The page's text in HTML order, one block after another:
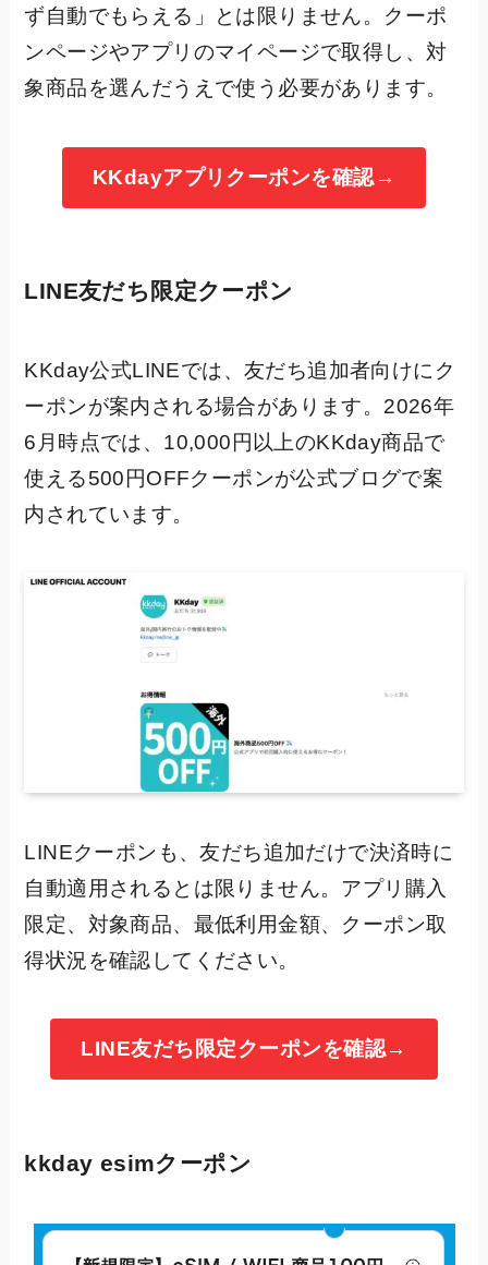
ず自動でもらえる」とは限りません。クーポ
ンページやアプリのマイページで取得し、対
象商品を選んだうえで使う必要があります。
KKdayアプリクーポンを確認→
LINE友だち限定クーポン
KKday公式LINEでは、友だち追加者向けにク
ーポンが案内される場合があります。2026年
6月時点では、10,000円以上のKKday商品で
使える500円OFFクーポンが公式ブログで案
内されています。
LINEクーポンも、友だち追加だけで決済時に
自動適用されるとは限りません。アプリ購入
限定、対象商品、最低利用金額、クーポン取
得状況を確認してください。
LINE友だち限定クーポンを確認→
kkday esimクーポン